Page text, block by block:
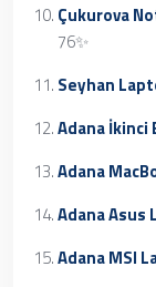
Çukurova
76✨
Seyhan
Adana İkinci
Adana
Adana Asus
Adana MSI